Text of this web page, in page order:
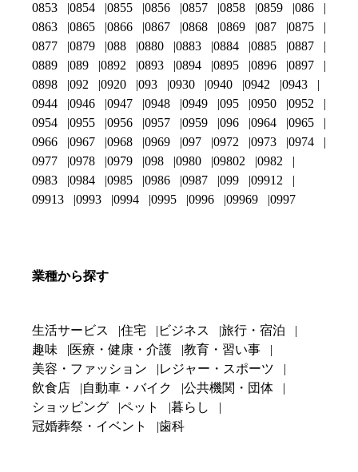
0853
0854 0855 0856 0857 0858 0859
086
0863
0865 0866 0867 0868 0869 087
0875
0877
0879 088 0880 0883 0884 0885
0887
0889
089 0892 0893 0894 0895 0896
0897
0898
092 0920 093 0930 0940 0942
0943
0944
0946 0947 0948 0949 095 0950
0952
0954
0955 0956 0957 0959 096 0964
0965
0966
0967 0968 0969 097 0972 0973
0974
0977
0978 0979 098 0980 09802
0982
0983
0984 0985 0986 0987 099
09912
09913
0993 0994 0995 0996 09969 0997
業種から探す
生活サービス 住宅 ビジネス
旅行・宿泊
趣味
医療・健康・介護
教育・習い事
美容・ファッション
レジャー・スポーツ
飲食店
自動車・バイク
公共機関・団体
ショッピング
ペット
暮らし
冠婚葬祭・イベント
歯科